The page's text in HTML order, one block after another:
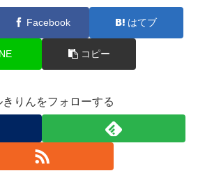
Facebook はてブ
コピー
きりんをフォローする